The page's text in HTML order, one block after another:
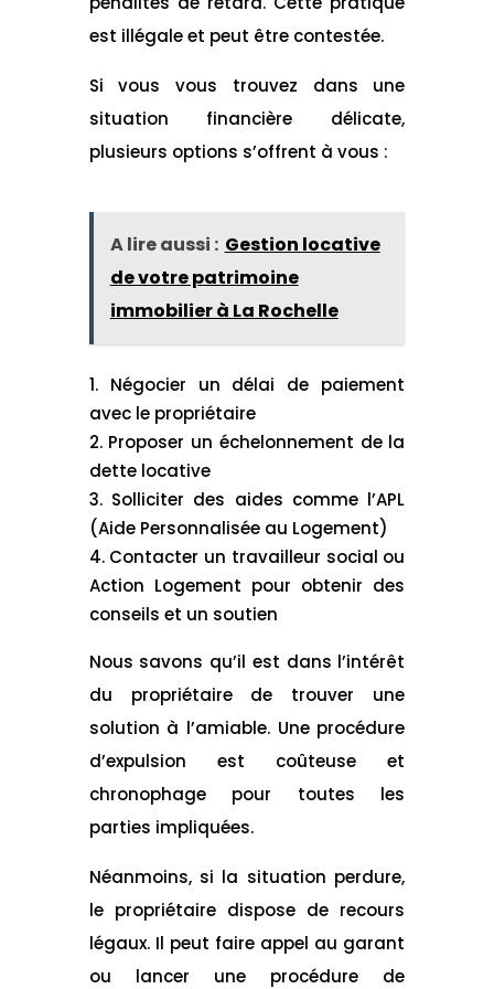
est illégale et peut être contestée.
Si vous vous trouvez dans une
situation financière délicate,
plusieurs options s’offrent à vous :
A lire aussi : Gestion locative
de votre patrimoine
immobilier à La Rochelle
Négocier un délai de paiement
avec le propriétaire
Proposer un échelonnement de la
dette locative
Solliciter des aides comme l’APL
(Aide Personnalisée au Logement)
Contacter un travailleur social ou
Action Logement pour obtenir des
conseils et un soutien
Nous savons qu’il est dans l’intérêt
du propriétaire de trouver une
solution à l’amiable. Une procédure
d’expulsion est coûteuse et
chronophage pour toutes les
parties impliquées.
Néanmoins, si la situation perdure,
le propriétaire dispose de recours
légaux. Il peut faire appel au garant
ou lancer une procédure de